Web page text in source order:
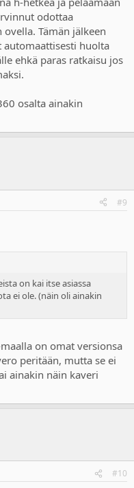
odottaa
Tämän jälkeen
huolta
ehkä paras ratkaisu jos
osalta ainakin
#9
on kai itse asiassa
ei ole. (näin oli ainakin
on omat versionsa
peritään, mutta se ei
ainakin näin kaveri
#10